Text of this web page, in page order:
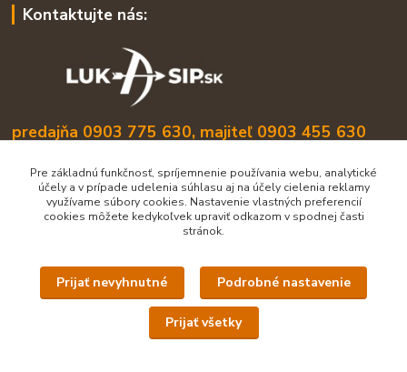
Kontaktujte nás:
predajňa 0903 775 630, majiteľ 0903 455 630
info@lukasip.sk
Upravit sběr cookies.
Pre základnú funkčnosť, spríjemnenie používania webu, analytické
účely a v prípade udelenia súhlasu aj na účely cielenia reklamy
využívame súbory cookies. Nastavenie vlastných preferencií
cookies môžete kedykoľvek upraviť odkazom v spodnej časti
stránok.
Prijať nevyhnutné Podrobné nastavenie
Prijať všetky